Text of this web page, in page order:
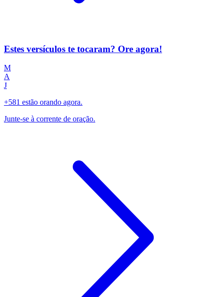
Estes versículos te tocaram? Ore agora!
M
A
J
+581 estão orando agora.
Junte-se à corrente de oração.